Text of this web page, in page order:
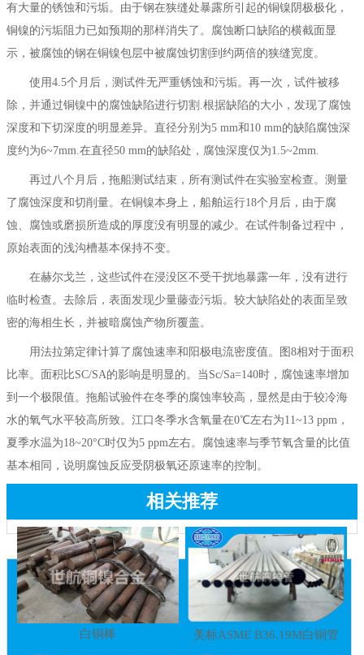
有大量的锈蚀和污垢。由于钢在狭缝处暴露所引起的铜镍阴极极化，
铜镍的污垢阻力已如预期的那样消失了。腐蚀断口缺陷的横截面显
示，被腐蚀的钢在铜镍包层中被腐蚀切割到约两倍的狭缝宽度。
使用4.5个月后，测试件无严重锈蚀和污垢。再一次，试件被移
除，并通过铜镍中的腐蚀缺陷进行切割.根据缺陷的大小，发现了腐蚀
深度和下切深度的明显差异。直径分别为5 mm和10 mm的缺陷腐蚀深
度约为6~7mm.在直径50 mm的缺陷处，腐蚀深度仅为1.5~2mm.
再过八个月后，拖船测试结束，所有测试件在实验室检查。测量
了腐蚀深度和切削量。在铜镍本身上，船舶运行18个月后，由于腐
蚀、腐蚀或磨损所造成的厚度没有明显的减少。在试件制备过程中，
原始表面的浅沟槽基本保持不变。
在赫尔戈兰，这些试件在浸没区不受干扰地暴露一年，没有进行
临时检查。去除后，表面发现少量藤壶污垢。较大缺陷处的表面呈致
密的海相生长，并被暗腐蚀产物所覆盖。
用法拉第定律计算了腐蚀速率和阳极电流密度值。图8相对于面积
比率。面积比SC/SA的影响是明显的。当Sc/Sa=140时，腐蚀速率增加
到一个极限值。拖船试验件在冬季的腐蚀率较高，显然是由于较冷海
水的氧气水平较高所致。江口冬季水含氧量在0℃左右为11~13 ppm，
夏季水温为18~20°C时仅为5 ppm左右。腐蚀速率与季节氧含量的比值
基本相同，说明腐蚀反应受阴极氧还原速率的控制。
相关推荐
白铜棒 美标ASME B36.19M白铜管